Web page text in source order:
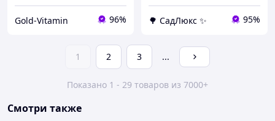
Gold-Vitamin 96% 🌳 СадЛюкс ✨ 95%
1 2 3 ...
Показано 1 - 29 товаров из 7000+
Смотри также